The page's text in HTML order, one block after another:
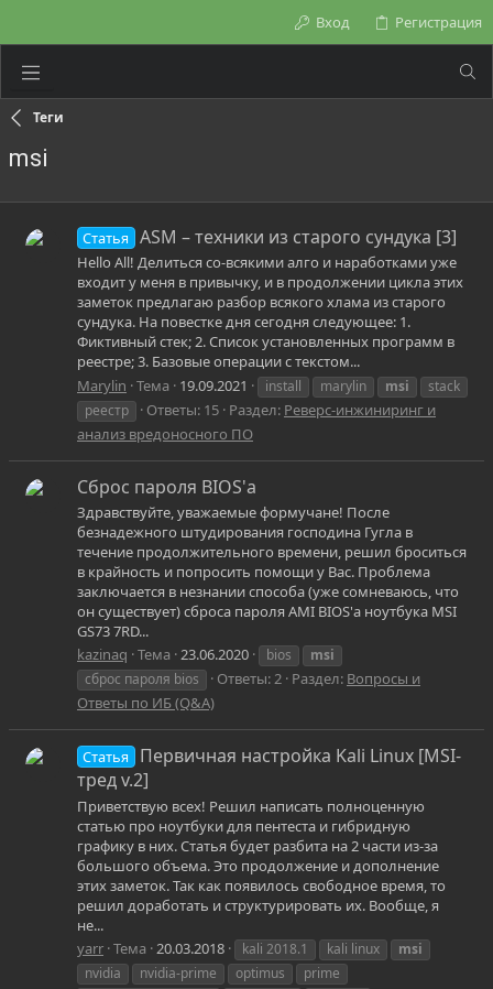
Вход Регистрация
Теги
msi
Статья ASM – техники из старого сундука [3]
Hello All! Делиться со-всякими алго и наработками уже
входит у меня в привычку, и в продолжении цикла этих
заметок предлагаю разбор всякого хлама из старого
сундука. На повестке дня сегодня следующее: 1.
Фиктивный стек; 2. Список установленных программ в
реестре; 3. Базовые операции с текстом...
Marylin Тема 19.09.2021 install marylin msi
stack
реестр
Ответы: 15 Раздел: Реверс-инжиниринг и
анализ вредоносного ПО
Сброс пароля BIOS'а
Здравствуйте, уважаемые формучане! После
безнадежного штудирования господина Гугла в
течение продолжительного времени, решил броситься
в крайность и попросить помощи у Вас. Проблема
заключается в незнании способа (уже сомневаюсь, что
он существует) сброса пароля AMI BIOS'а ноутбука MSI
GS73 7RD...
kazinaq Тема 23.06.2020 bios
msi
сброс пароля bios
Ответы: 2 Раздел: Вопросы и
Ответы по ИБ (Q&A)
Статья
Первичная настройка Kali Linux [MSI-
тред v.2]
Приветствую всех! Решил написать полноценную
статью про ноутбуки для пентеста и гибридную
графику в них. Статья будет разбита на 2 части из-за
большого объема. Это продолжение и дополнение
этих заметок. Так как появилось свободное время, то
решил доработать и структурировать их. Вообще, я
не...
yarr Тема 20.03.2018 kali 2018.1 kali linux
msi
nvidia
nvidia-prime optimus
prime